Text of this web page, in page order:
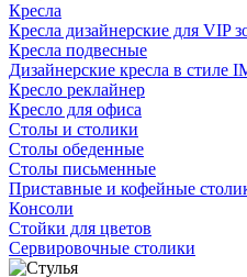
Кресла
Кресла дизайнерские для VIP
Кресла подвесные
Дизайнерские кресла в стиле
Кресло реклайнер
Кресло для офиса
Столы и столики
Столы обеденные
Столы письменные
Приставные и кофейные
Консоли
Стойки для цветов
Сервировочные столики